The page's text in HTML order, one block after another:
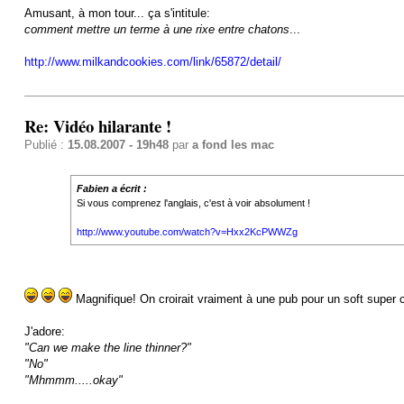
Amusant, à mon tour... ça s'intitule:
comment mettre un terme à une rixe entre chatons
http://www.milkandcookies.com/link/65872/detail/
Re: Vidéo hilarante !
Publié : 15.08.2007 - 19h48par a fond les mac
Fabien a écrit :
Si vous comprenez l'anglais, c'est à voir absolument !
http://www.youtube.com/watch?v=Hxx2KcPWWZg
Magnifique! On croirait vraiment à une pub pour un soft super
J'adore:
"Can we make the line thinner?"
"No"
"Mhmmm.....okay"